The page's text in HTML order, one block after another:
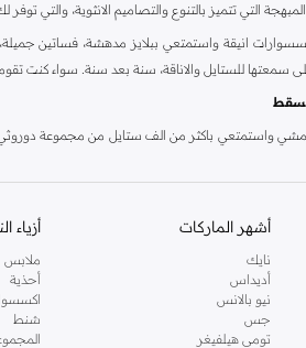
المبهجة التي تتميز بالتنوع والتصاميم الانثوية،
انيقة واستمتعي ببلايز مدهشة، فساتين
سمعتها للستايل والاناقة، سنة بعد سنة. سواء كنت
مسقط
واستمتعي باكثر من الف ستايل من مجموعة دوروثي
أشهر الماركات
نايك
أديداس
نيو بالانس
جس
تومي هيلفيغر
أزياء
ملابس
أحذية
شنط